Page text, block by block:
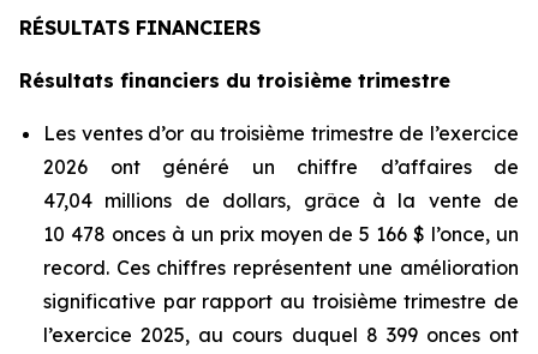
RÉSULTATS FINANCIERS
Résultats financiers du troisième trimestre
Les ventes d’or au troisième trimestre de l’exercice
2026 ont généré un chiffre d’affaires de
47,04 millions de dollars, grâce à la vente de
10 478 onces à un prix moyen de 5 166 $ l’once, un
record. Ces chiffres représentent une amélioration
significative par rapport au troisième trimestre de
l’exercice 2025, au cours duquel 8 399 onces ont